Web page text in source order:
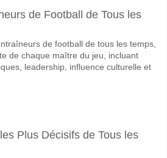
de Football de Tous les
de football de tous les temps,
de chaque maître du jeu, incluant
leadership, influence culturelle et
Plus Décisifs de Tous les